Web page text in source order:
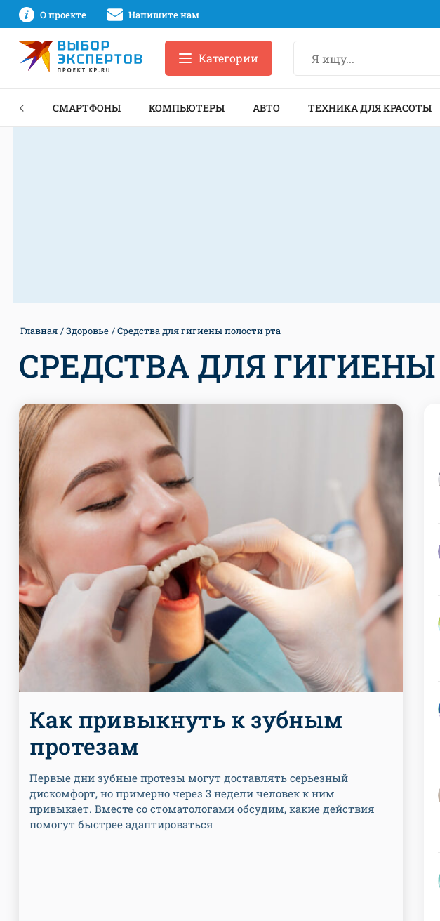
О проекте Напишите нам
Категории
СМАРТФОНЫ КОМПЬЮТЕРЫ АВТО ТЕХНИКА ДЛЯ КРАСОТЫ
Главная Здоровье Средства для гигиены полости рта
СРЕДСТВА ДЛЯ
Как привыкнуть к зубным
протезам
Первые дни зубные протезы могут доставлять серьезный
дискомфорт, но примерно через 3 недели человек к ним
привыкает. Вместе со стоматологами обсудим, какие действия
помогут быстрее адаптироваться